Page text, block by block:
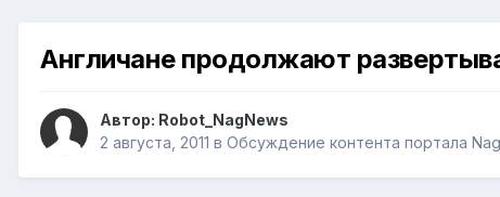
Англичане продолжают
Автор: Robot_NagNews
2 августа, 2011 в Обсуждение контента портала